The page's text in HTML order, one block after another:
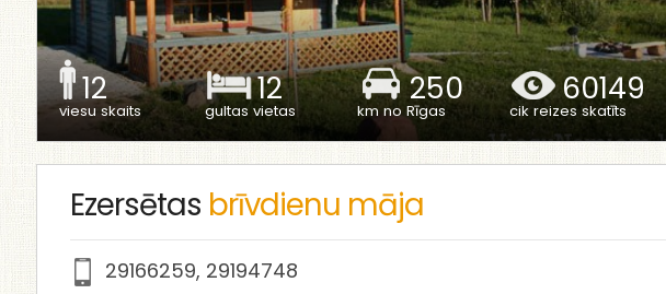
12
viesu skaits
12
gultas vietas
250
km no Rīgas
60149
cik reizes skatīts
Ezersētas brīvdienu māja
29166259, 29194748